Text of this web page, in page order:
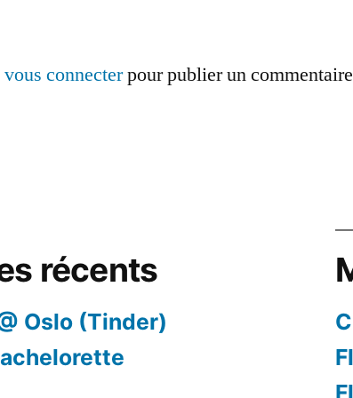
vous connecterpour publier un
récents
Oslo (Tinder)